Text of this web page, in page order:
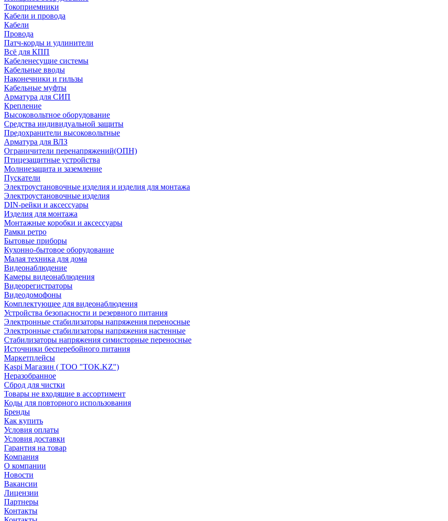
Токоприемники
Кабели и провода
Кабели
Провода
Патч-корды и удлинители
Всё для КПП
Кабеленесущие системы
Кабельные вводы
Наконечники и гильзы
Кабельные муфты
Арматура для СИП
Крепление
Высоковольтное оборудование
Средства индивидуальной защиты
Предохранители высоковольтные
Арматура для ВЛЗ
Ограничители перенапряжений(ОПН)
Птицезащитные устройства
Молниезащита и заземление
Пускатели
Электроустановочные изделия и изделия для монтажа
Электроустановочные изделия
DIN-рейки и аксессуары
Изделия для монтажа
Монтажные коробки и аксессуары
Рамки ретро
Бытовые приборы
Кухонно-бытовое оборудование
Малая техника для дома
Видеонаблюдение
Камеры видеонаблюдения
Видеорегистраторы
Видеодомофоны
Комплектующее для видеонаблюдения
Устройства безопасности и резервного питания
Электронные стабилизаторы напряжения переносные
Электронные стабилизаторы напряжения настенные
Стабилизаторы напряжения симисторные переносные
Источники бесперебойного питания
Маркетплейсы
Kaspi Магазин ( ТОО "TOK.KZ")
Неразобранное
Сброд для чистки
Товары не входящие в ассортимент
Коды для повторного использования
Бренды
Как купить
Условия оплаты
Условия доставки
Гарантия на товар
Компания
О компании
Новости
Вакансии
Лицензии
Партнеры
Контакты